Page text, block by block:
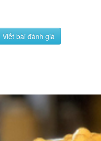
Viết bài đánh giá